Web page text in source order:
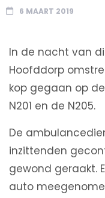
6 MAART 2019
In de nacht van
Hoofddorp
kop gegaan op
N201 en de N205.
De
inzittenden
gewond geraakt.
auto